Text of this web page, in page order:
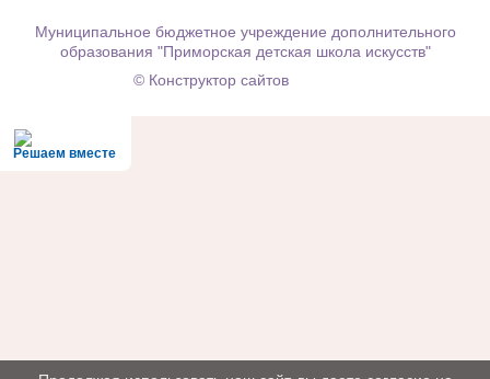
Муниципальное бюджетное учреждение дополнительного
образования "Приморская детская школа искусств"
© Конструктор сайтов
Решаем вместе